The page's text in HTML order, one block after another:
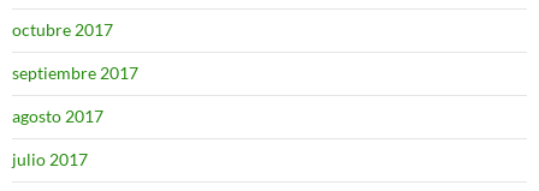
octubre 2017
septiembre 2017
agosto 2017
julio 2017